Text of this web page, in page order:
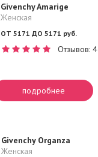
Givenchy Amarige
Женская
ОТ 5171 ДО 5171 руб.
Отзывов: 4
подробнее
Givenchy Organza
Женская